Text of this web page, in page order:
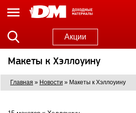
Акции
Макеты к Хэллоуину
Главная » Новости » Макеты к Хэллоуину